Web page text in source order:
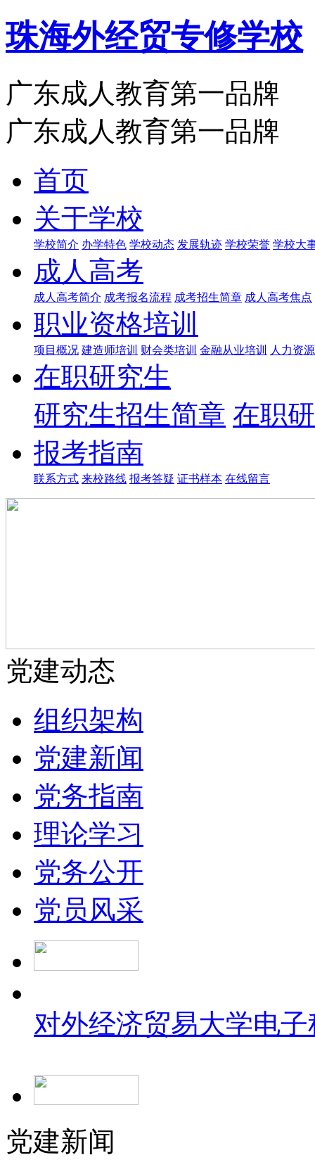
珠海外经贸专修学校
广东成人教育第一品牌
广东成人教育第一品牌
首页
关于学校
学校简介 办学特色 学校动态 发展轨迹 学校荣誉 学校大
成人高考
成人高考简介 成考报名流程 成考招生简章 成人高考焦点
职业资格培训
项目概况 建造师培训 财会类培训 金融从业培训 人力资
在职研究生
研究生招生简章 在职
报考指南
联系方式 来校路线 报考答疑 证书样本 在线留言
党建动态
组织架构
党建新闻
党务指南
理论学习
党务公开
党员风采
对外经济贸易大学电
党建新闻